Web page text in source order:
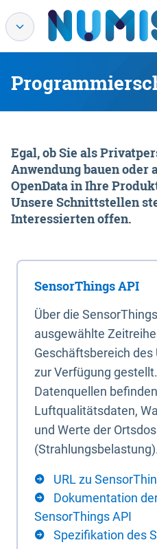
Egal, ob Sie als
Anwendung bauen oder
OpenData in Ihre
Unsere Schnittstellen
Interessierten offen.
SensorThings API
Über die
ausgewählte
Geschäftsbereich
zur Verfügung
Datenquellen
Luftqualitätsdaten,
und Werte der
(Strahlungsbelastung).
URL zu
Dokumentation
SensorThings API
Spezifikation des